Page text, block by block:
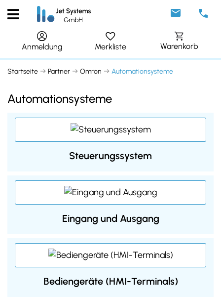
Anmeldung Merkliste Warenkorb
Startseite Partner Omron Automationsysteme
Automationsysteme
Steuerungssystem
Eingang und Ausgang
Bediengeräte (HMI-Terminals)